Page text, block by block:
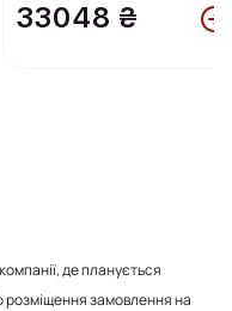
33048 ₴
де планується
розміщення замовлення на